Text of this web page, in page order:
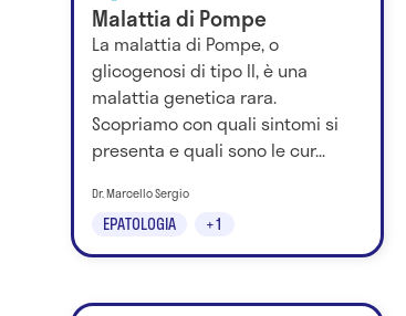
Malattia di Pompe
La malattia di Pompe, o
glicogenosi di tipo II, è una
malattia genetica rara.
Scopriamo con quali sintomi si
presenta e quali sono le cur...
EPATOLOGIA +1
Dr. Marcello Sergio